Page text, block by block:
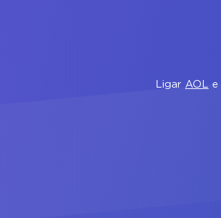
Ligar AOL e